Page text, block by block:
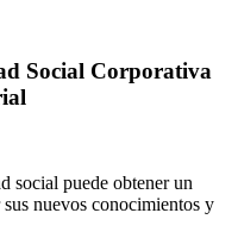
Social Corporativa
social puede obtener un
nuevos conocimientos y